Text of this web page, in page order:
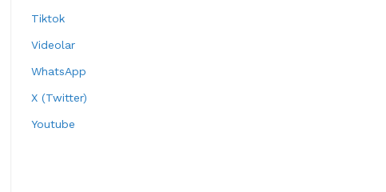
Tiktok
Videolar
WhatsApp
X (Twitter)
Youtube